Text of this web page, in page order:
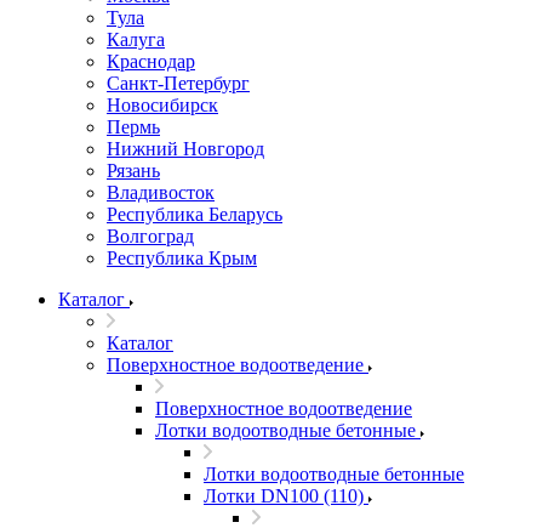
Тула
Калуга
Краснодар
Санкт-Петербург
Новосибирск
Пермь
Нижний Новгород
Рязань
Владивосток
Республика Беларусь
Волгоград
Республика Крым
Каталог
Каталог
Поверхностное водоотведение
Поверхностное водоотведение
Лотки водоотводные бетонные
Лотки водоотводные бетонные
Лотки DN100 (110)